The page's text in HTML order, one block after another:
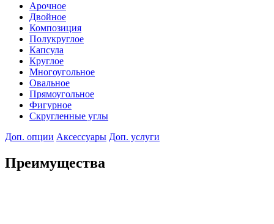
Арочное
Двойное
Композиция
Полукруглое
Капсула
Круглое
Многоугольное
Овальное
Прямоугольное
Фигурное
Скругленные углы
Доп. опции Аксессуары Доп. услуги
Преимущества